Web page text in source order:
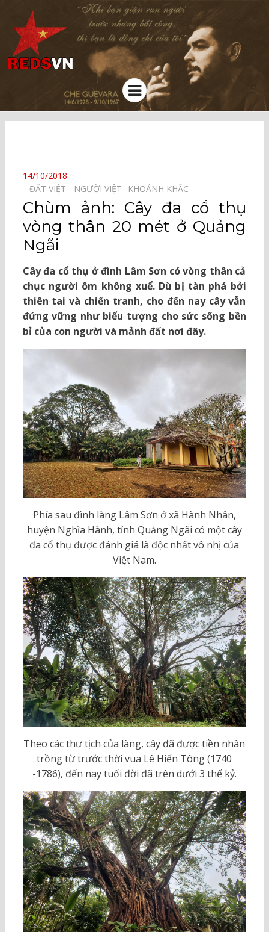
Kênh chia sẻ tri thức cộng đồng
Menu
POSTED
ON
14/10/2018
ĐẤT VIỆT - NGƯỜI VIỆT⠀
KHOẢNH KHẮC⠀
Chùm ảnh: Cây đa cổ thụ
vòng thân 20 mét ở Quảng
Ngãi
Cây đa cổ thụ ở đình Lâm Sơn có vòng thân cả
chục người ôm không xuể. Dù bị tàn phá bởi
thiên tai và chiến tranh, cho đến nay cây vẫn
đứng vững như biểu tượng cho sức sống bền
bỉ của con người và mảnh đất nơi đây.
Phía sau đình làng Lâm Sơn ở xã Hành Nhân,
huyện Nghĩa Hành, tỉnh Quảng Ngãi có một cây
đa cổ thụ được đánh giá là độc nhất vô nhị của
Việt Nam.
Theo các thư tịch của làng, cây đã được tiền nhân
trồng từ trước thời vua Lê Hiển Tông (1740
-1786), đến nay tuổi đời đã trên dưới 3 thế kỷ.